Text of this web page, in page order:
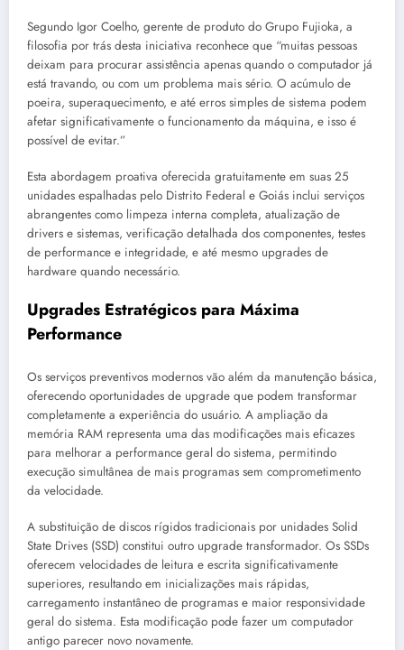
Segundo Igor Coelho, gerente de produto do Grupo Fujioka, a
filosofia por trás desta iniciativa reconhece que “muitas pessoas
deixam para procurar assistência apenas quando o computador já
está travando, ou com um problema mais sério. O acúmulo de
poeira, superaquecimento, e até erros simples de sistema podem
afetar significativamente o funcionamento da máquina, e isso é
possível de evitar.”
Esta abordagem proativa oferecida gratuitamente em suas 25
unidades espalhadas pelo Distrito Federal e Goiás inclui serviços
abrangentes como limpeza interna completa, atualização de
drivers e sistemas, verificação detalhada dos componentes, testes
de performance e integridade, e até mesmo upgrades de
hardware quando necessário.
Upgrades Estratégicos para Máxima
Performance
Os serviços preventivos modernos vão além da manutenção básica,
oferecendo oportunidades de upgrade que podem transformar
completamente a experiência do usuário. A ampliação da
memória RAM representa uma das modificações mais eficazes
para melhorar a performance geral do sistema, permitindo
execução simultânea de mais programas sem comprometimento
da velocidade.
A substituição de discos rígidos tradicionais por unidades Solid
State Drives (SSD) constitui outro upgrade transformador. Os SSDs
oferecem velocidades de leitura e escrita significativamente
superiores, resultando em inicializações mais rápidas,
carregamento instantâneo de programas e maior responsividade
geral do sistema. Esta modificação pode fazer um computador
antigo parecer novo novamente.